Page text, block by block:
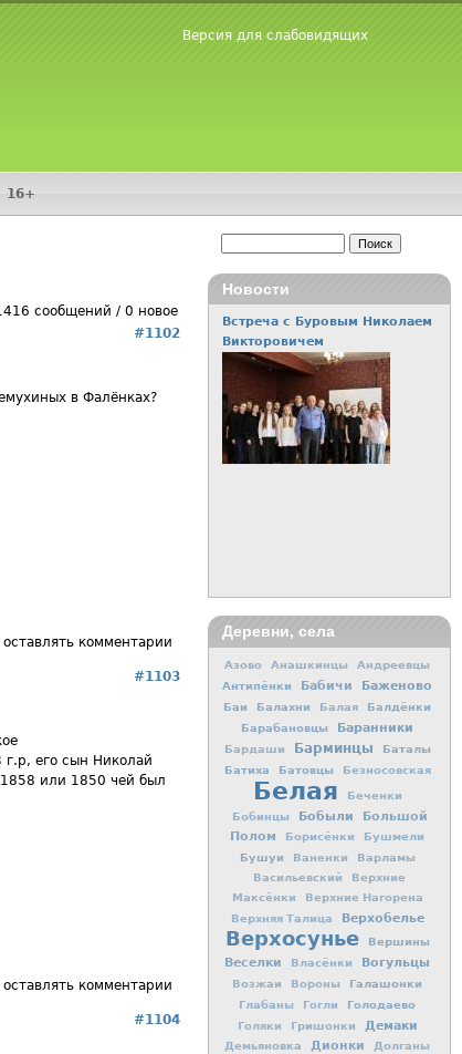
Версия для слабовидящих
сообщений / 0 новое
#1102
в Фалёнках?
оставлять комментарии
#1103
г.р, его сын Николай
или 1850 чей был
оставлять комментарии
#1104
16+
Новости
Встреча с Буровым Николаем
Викторовичем
Деревни, села
Азово Анашкинцы Андреевцы
Антипёнки Бабичи Баженово
Баи Балахни Балая
Балдёнки
Барабановцы
Баранники
Бардаши Барминцы
Баталы
Батиха
Батовцы Безносовская
Белая
Беченки
Бобинцы
Бобыли
Большой
Полом
Борисёнки Бушмели
Бушуи Ваненки
Варламы
Васильевский
Верхние
Максёнки
Верхние Нагорена
Верхняя Талица
Верхобелье
Верхосунье Вершины
Веселки Власёнки Вогульцы
Возжаи Вороны Галашонки
Глабаны Гогли Голодаево
Голяки Гришонки Демаки
Демьяновка Дионки Долганы